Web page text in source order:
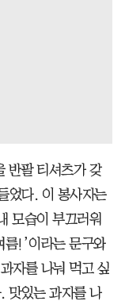
반팔 티셔츠가 갖
었다. 이 봉사자는
모습이 부끄러워
름!’이라는 문구와
자를 나눠 먹고 싶
맛있는 과자를 나